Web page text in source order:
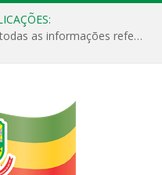
Relatórios Detalhados contendo todas as informações referentes a execução de recursos destinados ao fomento de projetos culturais no Município de Jacundá entre os anos de 2022 ao presente ano de 2026.